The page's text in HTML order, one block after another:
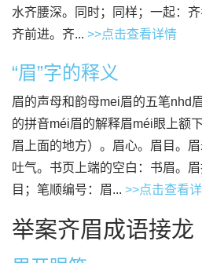
水齐腰深。同时；同样；一起：
齐前进。齐... >>点击查看详情
“眉”字的释义
眉的声母和韵母mei眉的五笔nhd
的拼音méi眉的解释眉méi眼上额
眉上面的地方）。眉心。眉目。
吐气。书页上端的空白：书眉。
目；笔顺编号：眉... >>点击查看
举案齐眉成语接龙